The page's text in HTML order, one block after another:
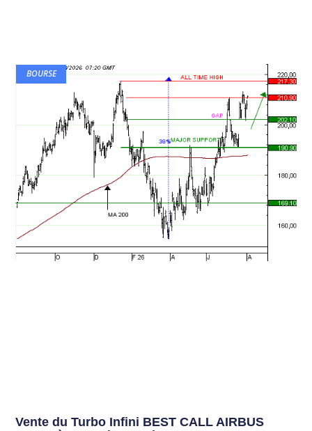
BOURSE
Vente du Turbo Infini BEST CALL AIRBUS